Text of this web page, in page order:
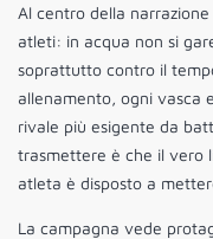
Al centro della
atleti: in acqua non si
soprattutto contro il
allenamento, ogni vasca
rivale più esigente da
trasmettere è che il vero
atleta è disposto a
La campagna vede